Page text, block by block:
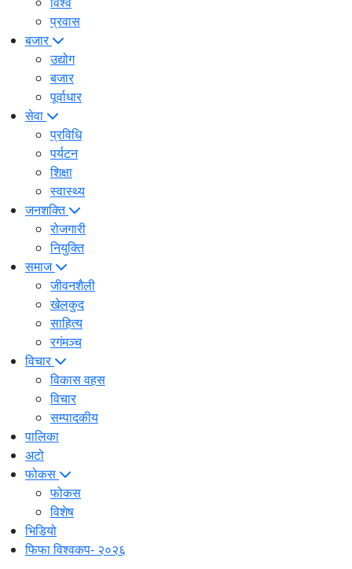
प्रवास
बजार
उद्योग
बजार
पूर्वाधार
सेवा
प्रविधि
पर्यटन
शिक्षा
स्वास्थ्य
जनशक्ति
रोजगारी
नियुक्ति
समाज
जीवनशैली
खेलकुद
साहित्य
रगंमञ्च
विचार
विकास वहस
विचार
सम्पादकीय
पालिका
अटो
फोकस
फोकस
विशेष
भिडियो
फिफा विश्वकप- २०२६